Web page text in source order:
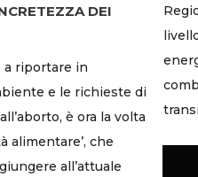
DEI
a riportare in
e le richieste di
è ora la volta
alimentare’, che
all’attuale